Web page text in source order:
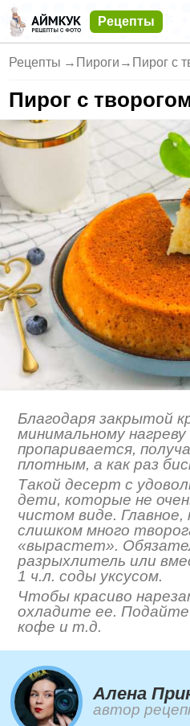
Рецепты
Рецепты → Пироги → Пирог с
Пирог с
Благодаря закрытой
минимальному нагреву
пропаривается,
плотным, а как раз
Такой десерт с
дети, которые не
чистом виде. Главное,
слишком много
«вырастет».
разрыхлитель или
1 ч.л. соды уксусом.
Чтобы красиво
охладите ее.
кофе и т.д.
Алена
автор